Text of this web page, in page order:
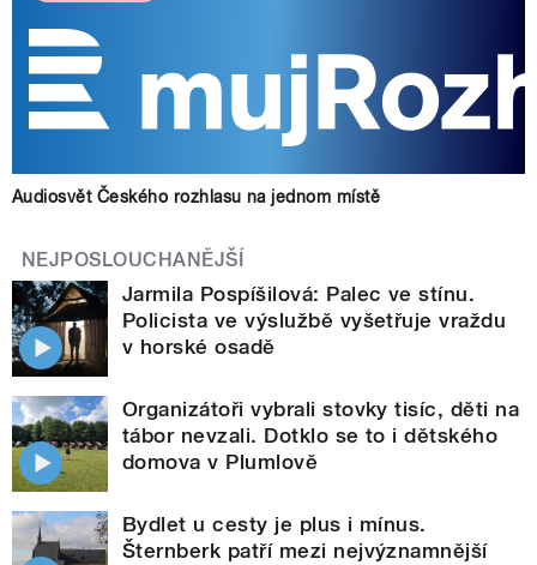
Audiosvět Českého rozhlasu na jednom místě
NEJPOSLOUCHANĚJŠÍ
Jarmila Pospíšilová: Palec ve stínu.
Policista ve výslužbě vyšetřuje vraždu
v horské osadě
Organizátoři vybrali stovky tisíc, děti na
tábor nevzali. Dotklo se to i dětského
domova v Plumlově
Bydlet u cesty je plus i mínus.
Šternberk patří mezi nejvýznamnější